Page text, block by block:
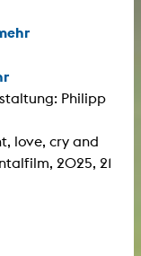
Philipp
love, cry and
2025, 21